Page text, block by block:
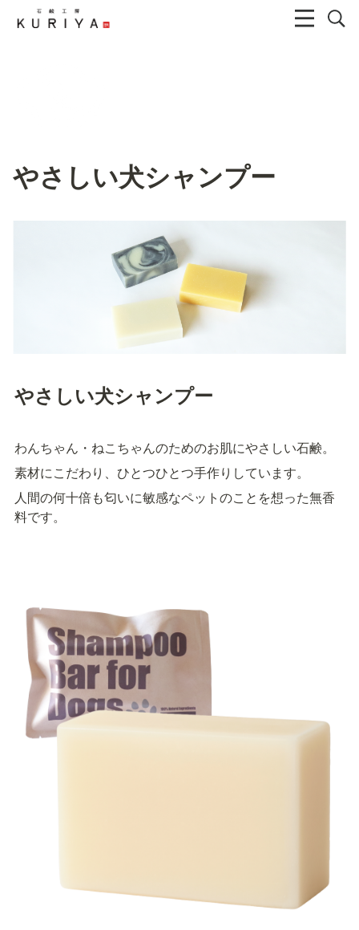
やさしい犬シャンプー
やさしい犬シャンプー
わんちゃん・ねこちゃんのためのお肌にやさしい石鹸。
素材にこだわり、ひとつひとつ手作りしています。
人間の何十倍も匂いに敏感なペットのことを想った無香
料です。